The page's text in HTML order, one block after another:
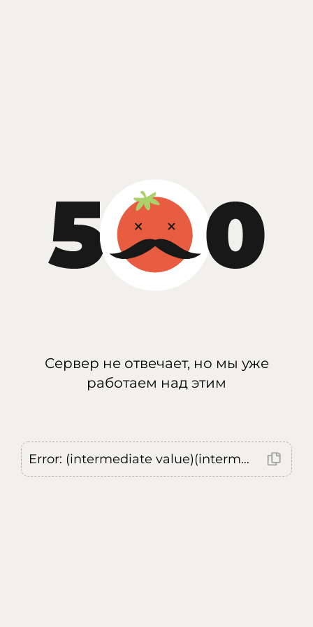
Сервер не отвечает, но мы уже
работаем над этим
Error: (intermediate value)(intermediate value)(intermediate value).replaceAll is not a function